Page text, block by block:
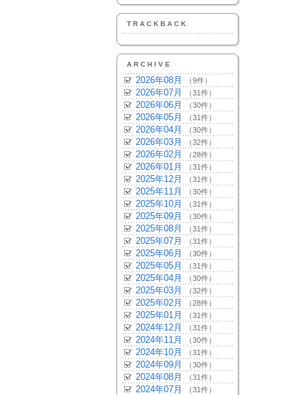
TRACKBACK
ARCHIVE
2026年08月 （9件）
2026年07月 （31件）
2026年06月 （30件）
2026年05月 （31件）
2026年04月 （30件）
2026年03月 （32件）
2026年02月 （28件）
2026年01月 （31件）
2025年12月 （31件）
2025年11月 （30件）
2025年10月 （31件）
2025年09月 （30件）
2025年08月 （31件）
2025年07月 （31件）
2025年06月 （30件）
2025年05月 （31件）
2025年04月 （30件）
2025年03月 （32件）
2025年02月 （28件）
2025年01月 （31件）
2024年12月 （31件）
2024年11月 （30件）
2024年10月 （31件）
2024年09月 （30件）
2024年08月 （31件）
2024年07月 （31件）